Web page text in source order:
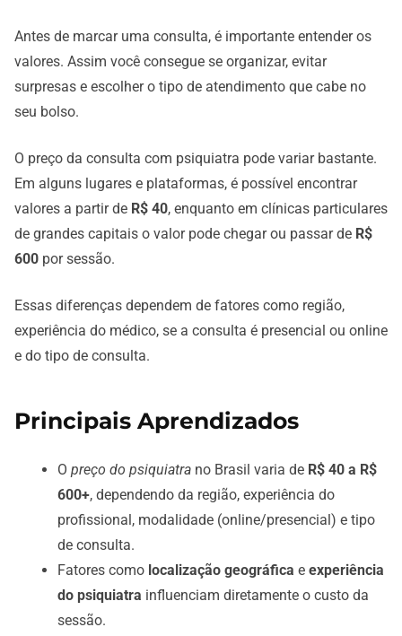
Antes de marcar uma consulta, é importante entender os
valores. Assim você consegue se organizar, evitar
surpresas e escolher o tipo de atendimento que cabe no
seu bolso.
O preço da consulta com psiquiatra pode variar bastante.
Em alguns lugares e plataformas, é possível encontrar
valores a partir de R$ 40, enquanto em clínicas particulares
de grandes capitais o valor pode chegar ou passar de R$
600 por sessão.
Essas diferenças dependem de fatores como região,
experiência do médico, se a consulta é presencial ou online
e do tipo de consulta.
Principais Aprendizados
O preço do psiquiatra no Brasil varia de R$ 40 a R$
600+, dependendo da região, experiência do
profissional, modalidade (online/presencial) e tipo
de consulta.
Fatores como localização geográfica e experiência
do psiquiatra influenciam diretamente o custo da
sessão.